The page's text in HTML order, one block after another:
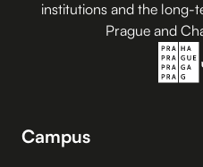
institutions and the long-
Prague and
Campus